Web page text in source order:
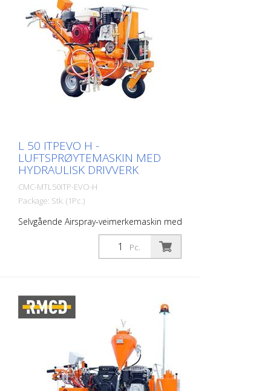
L 50 ITPEVO H -
LUFTSPRØYTEMASKIN MED
HYDRAULISK DRIVVERK
CMC-MTL50ITP-EVO-H
Package: Stk. (1Pc.)
Selvgående Airspray-veimerkemaskin med
hydraulisk drivverk. Ideell for merking av
kommuner og byer eller til og med større
parkeringsplasser. Bensinmotor: - Effekt 9
koblet til bakhjulene - Kontroll: forover,
nøytral og brems - Fastmontert hydraulisk
pumpe RMCD - kontrollenhet for
veimerking Kan leveres som tilleggsutstyr
med det som sannsynligvis er det mest
brukervennlige systemet for veimerking!
Med høyoppløselig fargeskjerm og den
unike RMCD-drivenheten! Se våre
Pc.